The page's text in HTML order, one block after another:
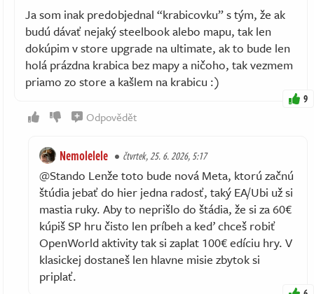
Ja som inak predobjednal “krabicovku” s tým, že ak
budú dávať nejaký steelbook alebo mapu, tak len
dokúpim v store upgrade na ultimate, ak to bude len
holá prázdna krabica bez mapy a ničoho, tak vezmem
priamo zo store a kašlem na krabicu :)
9
Odpovědět
Nemolelele čtvrtek, 25. 6. 2026, 5:17
@Stando Lenže toto bude nová Meta, ktorú začnú
štúdia jebať do hier jedna radosť, taký EA/Ubi už si
mastia ruky. Aby to neprišlo do štádia, že si za 60€
kúpiš SP hru čisto len príbeh a keď chceš robiť
OpenWorld aktivity tak si zaplat 100€ edíciu hry. V
klasickej dostaneš len hlavne misie zbytok si
priplať.